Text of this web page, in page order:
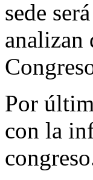
sede
Por
con la